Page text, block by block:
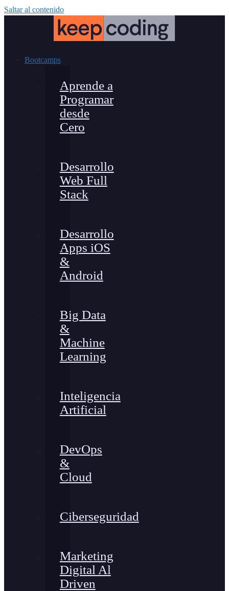
Saltar al contenido
Bootcamps
Aprende a
Programar
desde
Cero
Desarrollo
Web Full
Stack
Desarrollo
Apps iOS
&
Android
Big Data
&
Machine
Learning
Inteligencia
Artificial
DevOps
&
Cloud
Ciberseguridad
Marketing
Digital Al
Driven